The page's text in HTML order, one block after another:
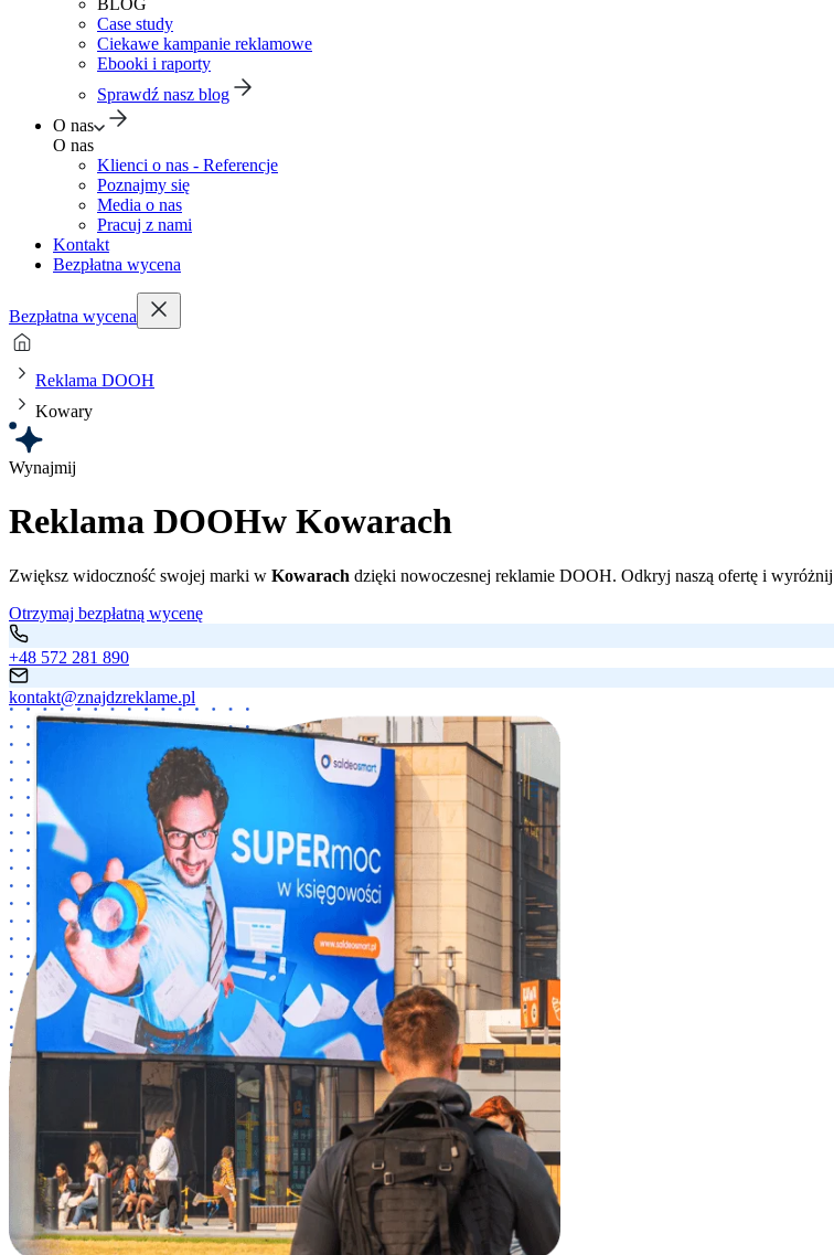
BLOG
Case study
Ciekawe kampanie reklamowe
Ebooki i raporty
Sprawdź nasz blog
O nas
O nas
Klienci o nas - Referencje
Poznajmy się
Media o nas
Pracuj z nami
Kontakt
Bezpłatna wycena
Bezpłatna wycena
Reklama DOOH
Kowary
Wynajmij
Reklama DOOHw Kowarach
Zwiększ widoczność swojej marki w Kowarach dzięki nowoczesnej reklamie DOOH. Odkryj naszą ofertę i
Otrzymaj bezpłatną wycenę
+48 572 281 890
kontakt@znajdzreklame.pl